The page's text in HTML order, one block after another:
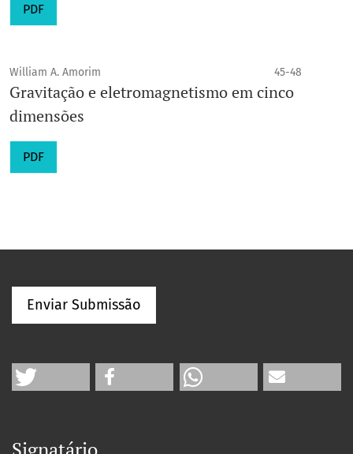
PDF
William A. Amorim 45-48
Gravitação e eletromagnetismo em cinco
dimensões
PDF
Enviar Submissão